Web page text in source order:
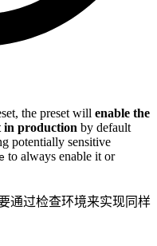
the preset will enable the
in production by default
potentially sensitive
to always enable it or
通过检查环境来实现同样